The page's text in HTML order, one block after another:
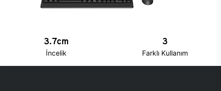
3.7cm
İncelik
3
Farklı Kullanım